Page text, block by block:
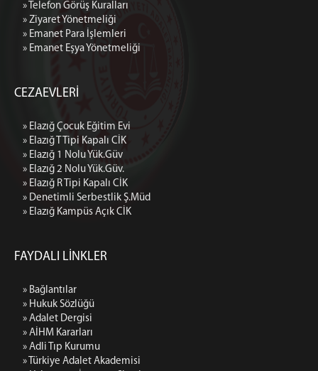
» Telefon Görüş Kuralları
» Ziyaret Yönetmeliği
» Emanet Para İşlemleri
» Emanet Eşya Yönetmeliği
CEZAEVLERİ
» Elazığ Çocuk Eğitim Evi
» Elazığ T Tipi Kapalı CİK
» Elazığ 1 Nolu Yük.Güv
» Elazığ 2 Nolu Yük.Güv.
» Elazığ R Tipi Kapalı CİK
» Denetimli Serbestlik Ş.Müd
» Elazığ Kampüs Açık CİK
FAYDALI LİNKLER
» Bağlantılar
» Hukuk Sözlüğü
» Adalet Dergisi
» AİHM Kararları
» Adli Tıp Kurumu
» Türkiye Adalet Akademisi